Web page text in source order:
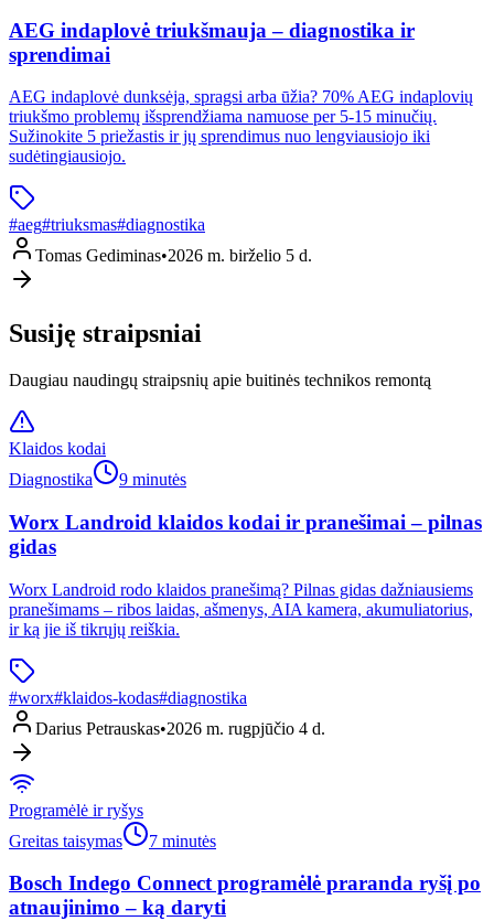
AEG indaplovė triukšmauja – diagnostika ir
sprendimai
AEG indaplovė dunksėja, spragsi arba ūžia? 70% AEG indaplovių
triukšmo problemų išsprendžiama namuose per 5-15 minučių.
Sužinokite 5 priežastis ir jų sprendimus nuo lengviausiojo iki
sudėtingiausiojo.
#aeg#triuksmas#diagnostika
Tomas Gediminas•2026 m. birželio 5 d.
Susiję straipsniai
Daugiau naudingų straipsnių apie buitinės technikos remontą
Klaidos kodai
Diagnostika
9 minutės
Worx Landroid klaidos kodai ir pranešimai – pilnas
gidas
Worx Landroid rodo klaidos pranešimą? Pilnas gidas dažniausiems
pranešimams – ribos laidas, ašmenys, AIA kamera, akumuliatorius,
ir ką jie iš tikrųjų reiškia.
#worx#klaidos-kodas#diagnostika
Darius Petrauskas•2026 m. rugpjūčio 4 d.
Programėlė ir ryšys
Greitas taisymas
7 minutės
Bosch Indego Connect programėlė praranda ryšį po
atnaujinimo – ką daryti